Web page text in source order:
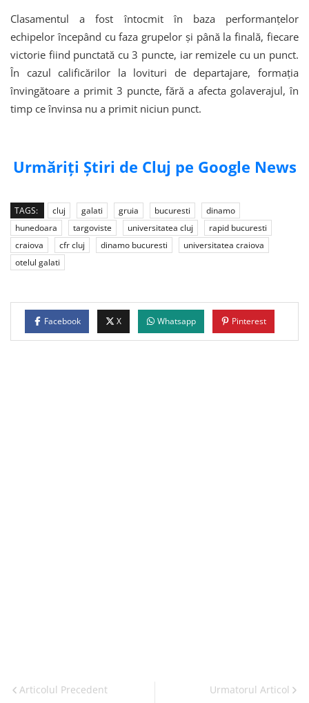
Clasamentul a fost întocmit în baza performanțelor
echipelor începând cu faza grupelor și până la finală, fiecare
victorie fiind punctată cu 3 puncte, iar remizele cu un punct.
În cazul calificărilor la lovituri de departajare, formația
învingătoare a primit 3 puncte, fără a afecta golaverajul, în
timp ce învinsa nu a primit niciun punct.
Urmăriți Știri de Cluj pe Google News
TAGS: cluj galati gruia bucuresti
dinamo
hunedoara
targoviste universitatea cluj
rapid bucuresti
craiova
cfr cluj dinamo bucuresti
universitatea craiova
otelul galati
Facebook X Whatsapp Pinterest
Articolul Precedent Urmatorul Articol